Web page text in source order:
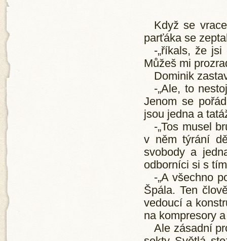
Když se
parťáka se
-„říkals, že
Můžeš mi
Dominik
-„Ale, to
Jenom se
jsou jedna a
-„Tos musel
v něm týrání
svobody a
odborníci si s
-„A všechno
Špála. Ten
vedoucí a
na kompresory
Ale zásadní